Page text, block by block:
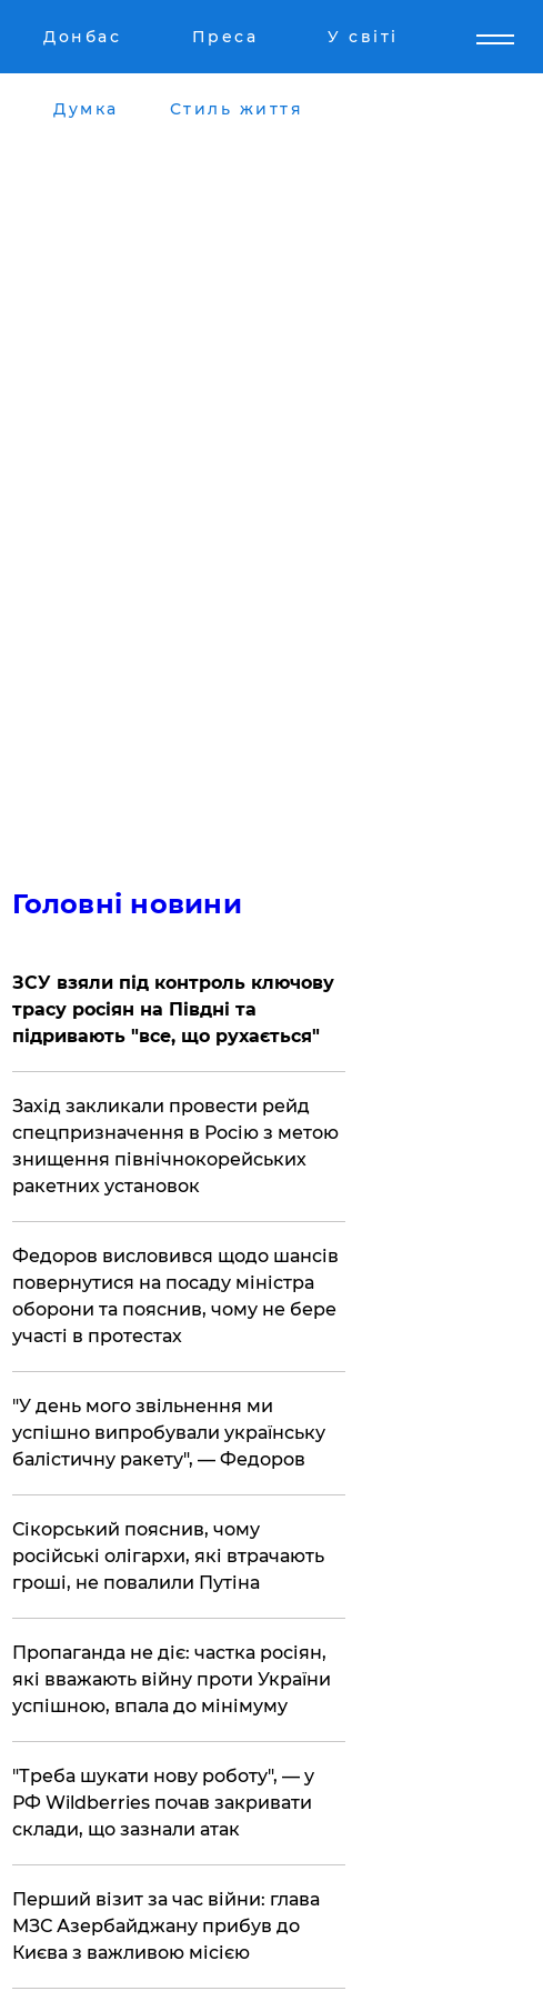
Донбас Преса У світі
Думка Стиль життя
Головні новини
ЗСУ взяли під контроль ключову
трасу росіян на Півдні та
підривають "все, що рухається"
​Захід закликали провести рейд
спецпризначення в Росію з метою
знищення північнокорейських
ракетних установок
​Федоров висловився щодо шансів
повернутися на посаду міністра
оборони та пояснив, чому не бере
участі в протестах
​"У день мого звільнення ми
успішно випробували українську
балістичну ракету", — Федоров
​Сікорський пояснив, чому
російські олігархи, які втрачають
гроші, не повалили Путіна
​Пропаганда не діє: частка росіян,
які вважають війну проти України
успішною, впала до мінімуму
​"Треба шукати нову роботу", — у
РФ Wildberries почав закривати
склади, що зазнали атак
​Перший візит за час війни: глава
МЗС Азербайджану прибув до
Києва з важливою місією